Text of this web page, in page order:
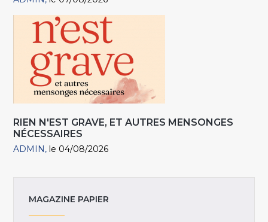
RIEN N'EST GRAVE, ET AUTRES MENSONGES
NÉCESSAIRES
ADMIN le 04/08/2026
MAGAZINE PAPIER